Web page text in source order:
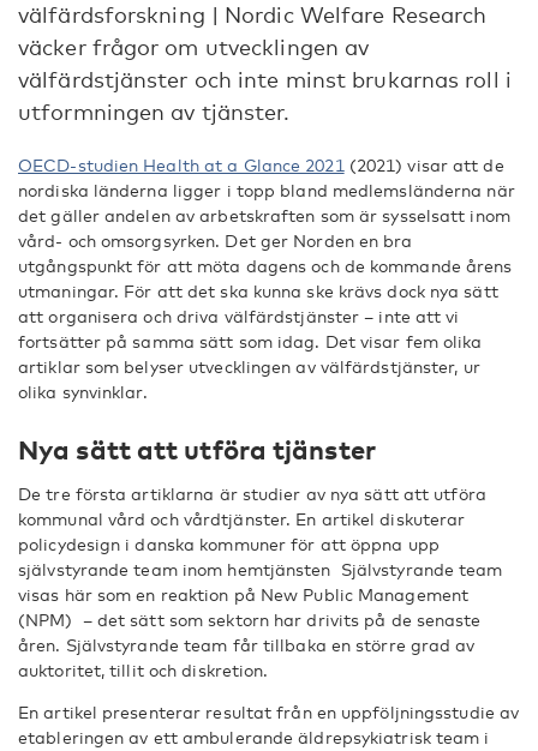
välfärdsforskning | Nordic Welfare Research
väcker frågor om utvecklingen av
välfärdstjänster och inte minst brukarnas roll i
utformningen av tjänster.
OECD-studien Health at a Glance 2021 (2021) visar att de
nordiska länderna ligger i topp bland medlemsländerna när
det gäller andelen av arbetskraften som är sysselsatt inom
vård- och omsorgsyrken. Det ger Norden en bra
utgångspunkt för att möta dagens och de kommande årens
utmaningar. För att det ska kunna ske krävs dock nya sätt
att organisera och driva välfärdstjänster – inte att vi
fortsätter på samma sätt som idag. Det visar fem olika
artiklar som belyser utvecklingen av välfärdstjänster, ur
olika synvinklar.
Nya sätt att utföra tjänster
De tre första artiklarna är studier av nya sätt att utföra
kommunal vård och vårdtjänster. En artikel diskuterar
policydesign i danska kommuner för att öppna upp
självstyrande team inom hemtjänsten Självstyrande team
visas här som en reaktion på New Public Management
(NPM) – det sätt som sektorn har drivits på de senaste
åren. Självstyrande team får tillbaka en större grad av
auktoritet, tillit och diskretion.
En artikel presenterar resultat från en uppföljningsstudie av
etableringen av ett ambulerande äldrepsykiatrisk team i